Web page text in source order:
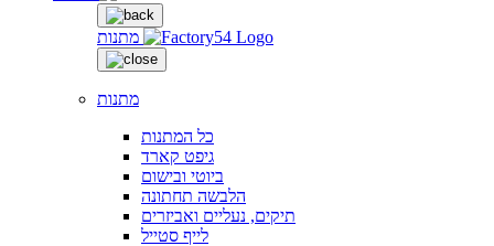
מתנות
מתנות
כל המתנות
גיפט קארד
ביוטי ובישום
הלבשה תחתונה
תיקים, נעליים ואביזרים
לייף סטייל